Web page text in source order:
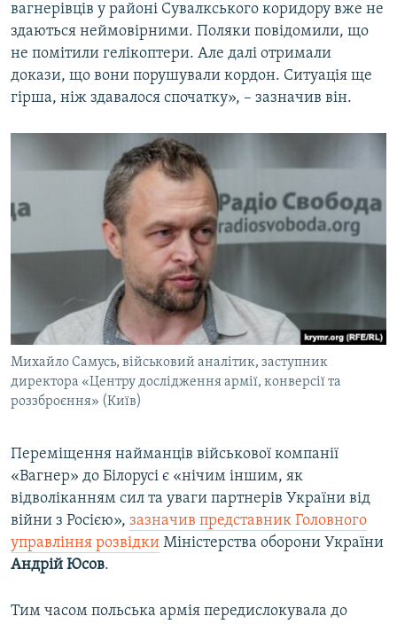
вагнерівців у районі Сувалкського коридору вже не
здаються неймовірними. Поляки повідомили, що
не помітили гелікоптери. Але далі отримали
докази, що вони порушували кордон. Ситуація ще
гірша, ніж здавалося спочатку», – зазначив він.
Михайло Самусь, військовий аналітик, заступник
директора «Центру дослідження армії, конверсії та
роззброєння» (Київ)
Переміщення найманців військової компанії
«Вагнер» до Білорусі є «нічим іншим, як
відволіканням сил та уваги партнерів України від
війни з Росією», зазначив представник Головного
управління розвідки Міністерства оборони України
Андрій Юсов.
Тим часом польська армія передислокувала до